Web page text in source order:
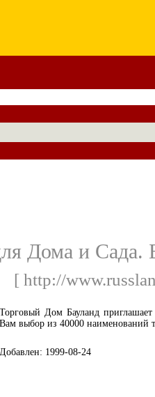
Дома и Сада.
[ http://
Торговый Дом Бауланд
Вам выбор из 40000 наименований
Добавлен: 1999-08-24